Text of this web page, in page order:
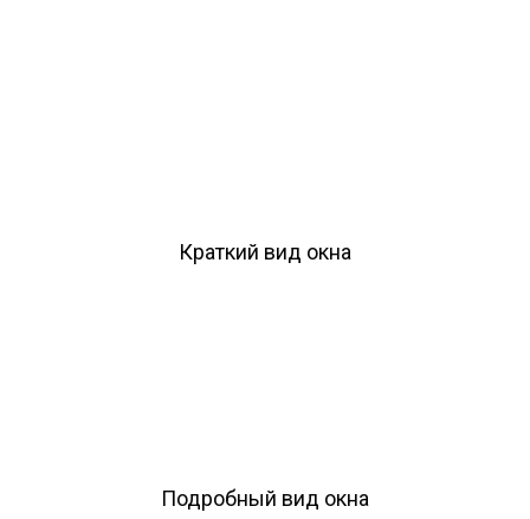
Краткий вид окна
Подробный вид окна